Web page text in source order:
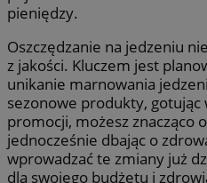
pieniędzy.
Oszczędzanie na jedzeniu
z jakości. Kluczem jest
unikanie marnowania
sezonowe produkty, gotując
promocji, możesz znacząco
jednocześnie dbając o
wprowadzać te zmiany już
dla swojego budżetu i